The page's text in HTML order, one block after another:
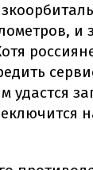
и
удастся